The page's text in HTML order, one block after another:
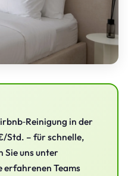
in der
Std. – für schnelle,
Sie uns unter
erfahrenen Teams